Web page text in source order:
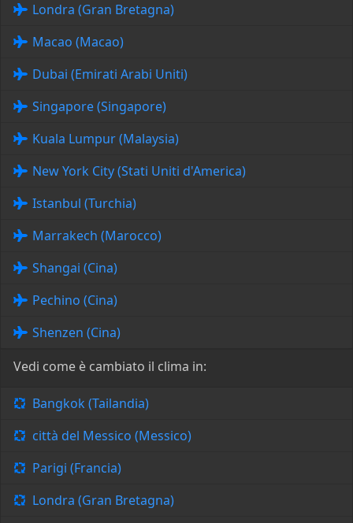
Londra (Gran Bretagna)
Macao (Macao)
Dubai (Emirati Arabi Uniti)
Singapore (Singapore)
Kuala Lumpur (Malaysia)
New York City (Stati Uniti d'America)
Istanbul (Turchia)
Marrakech (Marocco)
Shangai (Cina)
Pechino (Cina)
Shenzen (Cina)
Vedi come è cambiato il clima in:
Bangkok (Tailandia)
città del Messico (Messico)
Parigi (Francia)
Londra (Gran Bretagna)